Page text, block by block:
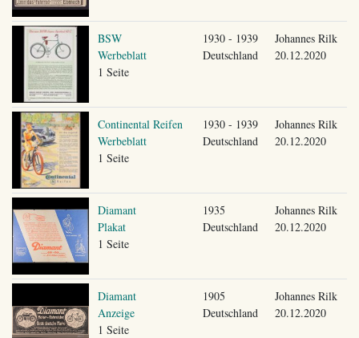
BSW
Werbeblatt
1 Seite
1930 - 1939
Deutschland
Johannes Rilk
20.12.2020
Continental Reifen
Werbeblatt
1 Seite
1930 - 1939
Deutschland
Johannes Rilk
20.12.2020
Diamant
Plakat
1 Seite
1935
Deutschland
Johannes Rilk
20.12.2020
Diamant
Anzeige
1 Seite
1905
Deutschland
Johannes Rilk
20.12.2020